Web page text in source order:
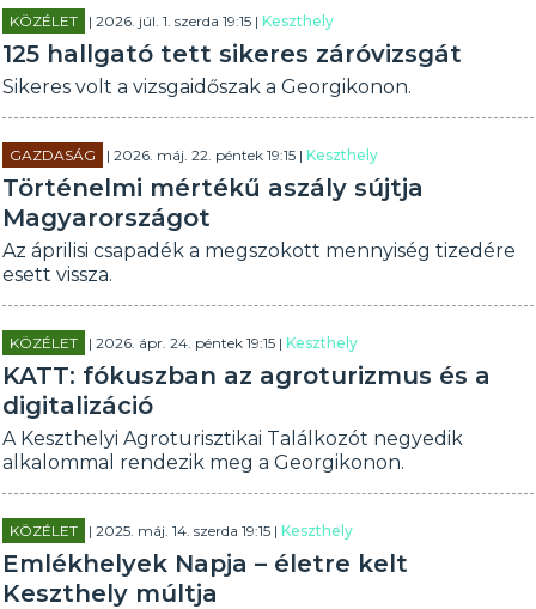
KÖZÉLET | 2026. júl. 1. szerda 19:15 |Keszthely
125 hallgató tett sikeres záróvizsgát
Sikeres volt a vizsgaidőszak a Georgikonon.
GAZDASÁG | 2026. máj. 22. péntek 19:15 |Keszthely
Történelmi mértékű aszály sújtja
Magyarországot
Az áprilisi csapadék a megszokott mennyiség tizedére
esett vissza.
KÖZÉLET | 2026. ápr. 24. péntek 19:15 |Keszthely
KATT: fókuszban az agroturizmus és a
digitalizáció
A Keszthelyi Agroturisztikai Találkozót negyedik
alkalommal rendezik meg a Georgikonon.
KÖZÉLET | 2025. máj. 14. szerda 19:15 |Keszthely
Emlékhelyek Napja – életre kelt
Keszthely múltja